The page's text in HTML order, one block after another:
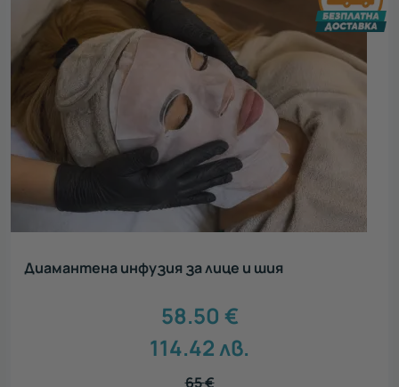
Диамантена инфузия за лице и шия
58.50 €
114.42лв.
65€